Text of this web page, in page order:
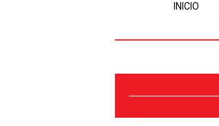
INICIO